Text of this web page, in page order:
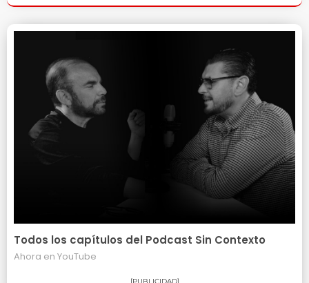
Todos los capítulos del Podcast Sin Contexto
Ahora en YouTube